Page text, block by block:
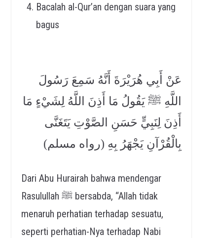
Bacalah al-Qur’an dengan suara yang
bagus
عَنْ أَبِي هُرَيْرَةَ أَنَّهُ سَمِعَ رَسُولَ
اللَّهِ ﷺ يَقُولُ مَا أَذِنَ اللَّهُ لِشَيْءٍ مَا
أَذِنَ لِنَبِيٍّ حَسَنِ الصَّوْتِ يَتَغَنَّى
بِالْقُرْآنِ يَجْهَرُ بِهِ (رواه مسلم)
Dari Abu Hurairah bahwa mendengar
Rasulullah ﷺ bersabda, “Allah tidak
menaruh perhatian terhadap sesuatu,
seperti perhatian-Nya terhadap Nabi